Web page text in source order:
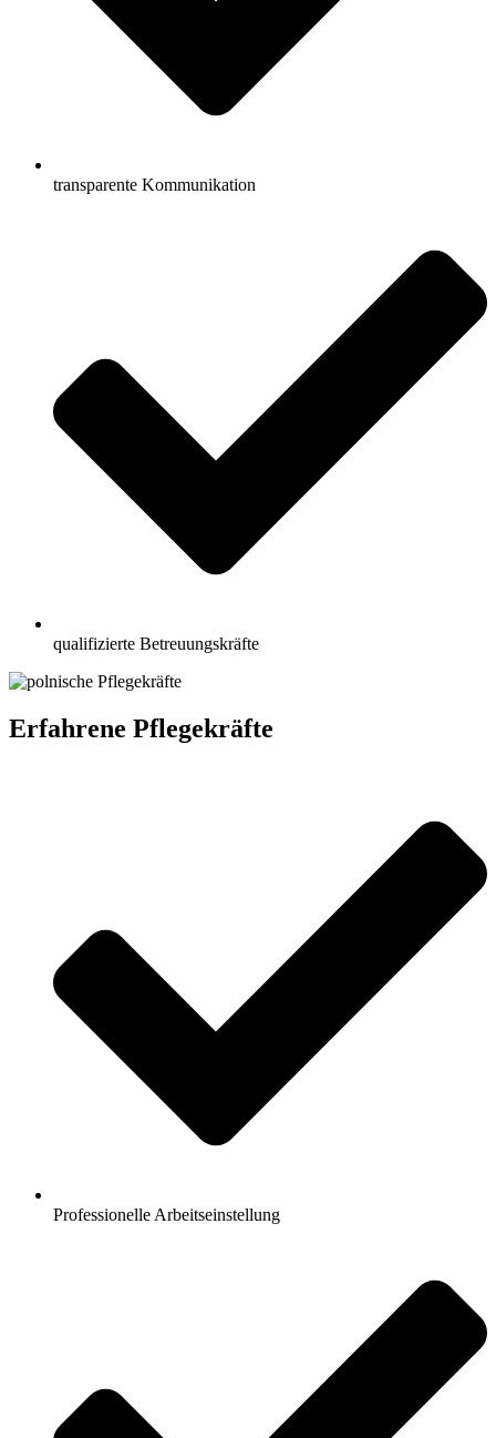
transparente Kommunikation
qualifizierte Betreuungskräfte
Erfahrene Pflegekräfte
Professionelle Arbeitseinstellung